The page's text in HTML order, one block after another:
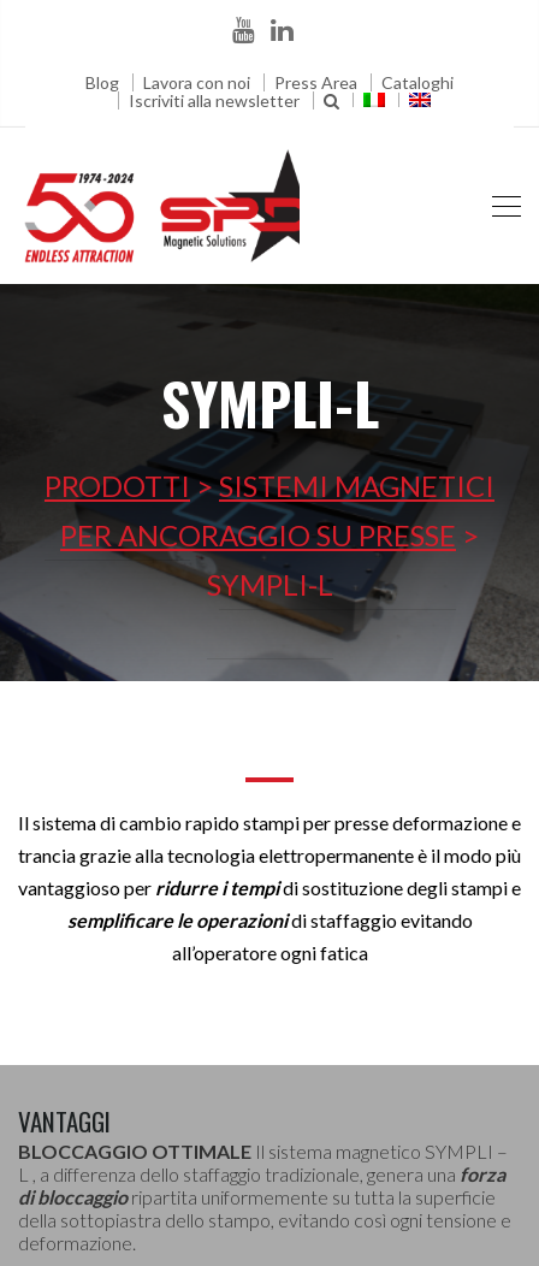
Blog Lavora con noi Press Area
Cataloghi
Iscriviti alla newsletter
SYMPLI-L
PRODOTTI>SISTEMI MAGNETICI
PER ANCORAGGIO SU PRESSE >
SYMPLI-L
Il sistema di cambio rapido stampi per presse deformazione e
trancia grazie alla tecnologia elettropermanente è il modo più
vantaggioso per ridurre i tempidi sostituzione degli stampi e
semplificare le operazionidi staffaggio evitando
all’operatore ogni fatica
VANTAGGI
BLOCCAGGIO OTTIMALE Il sistema magnetico SYMPLI –
L , a differenza dello staffaggio tradizionale, genera una forza
di bloccaggioripartita uniformemente su tutta la superficie
della sottopiastra dello stampo, evitando così ogni tensione e
deformazione.